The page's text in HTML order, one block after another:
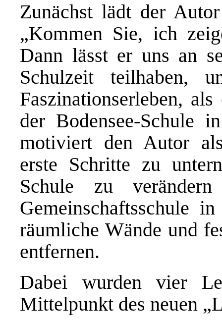
Zunächst lädt der
„Kommen Sie, ich
Dann lässt er uns an
Schulzeit teilhaben,
Faszinationserleben,
der Bodensee-Schule
motiviert den Autor
erste Schritte zu
Schule zu
Gemeinschaftsschule
räumliche Wände und
entfernen.
Dabei wurden vier
Mittelpunkt des neuen